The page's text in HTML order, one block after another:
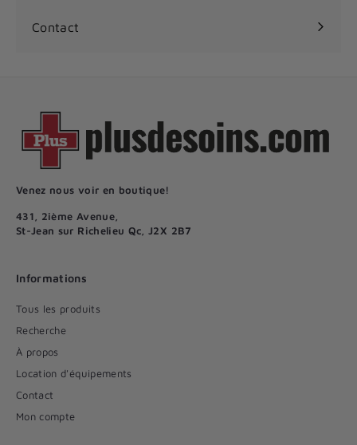
Contact
Venez nous voir en boutique!
431, 2ième Avenue,
St-Jean sur Richelieu Qc, J2X 2B7
Informations
Tous les produits
Recherche
À propos
Location d'équipements
Contact
Mon compte